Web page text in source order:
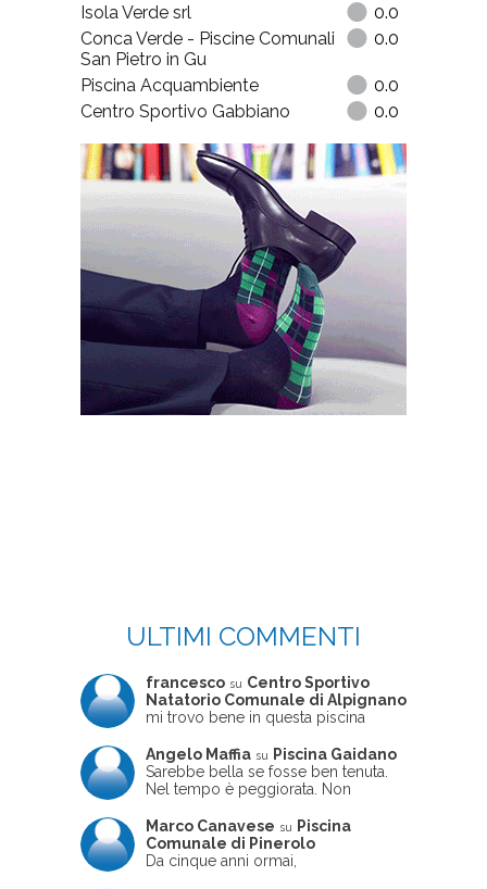
Isola Verde srl
0.0
Conca Verde - Piscine Comunali
San Pietro in Gu
0.0
Piscina Acquambiente
0.0
Centro Sportivo Gabbiano
0.0
ULTIMI COMMENTI
francesco su Centro Sportivo
Natatorio Comunale di Alpignano
mi trovo bene in questa piscina
Angelo Maffia su
Piscina Gaidano
Sarebbe bella se fosse ben tenuta.
Nel tempo è peggiorata. Non
ne usciva insieme a me non ha
ritrovato le sue scarpe! Peccato
perché potrebbe essere un'ottima
Marco Canavese su
Piscina
Comunale di Pinerolo
Da cinque anni ormai,